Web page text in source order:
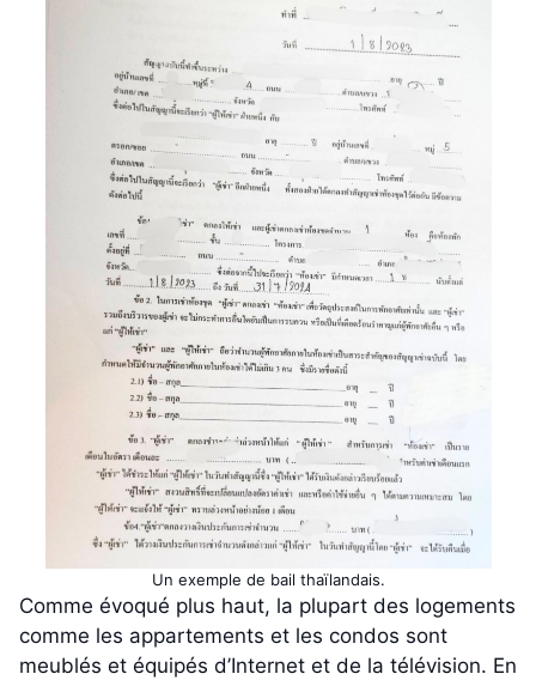
Un exemple de bail thaïlandais.
Comme évoqué plus haut, la plupart des logements
comme les appartements et les condos sont
meublés et équipés d’Internet et de la télévision. En